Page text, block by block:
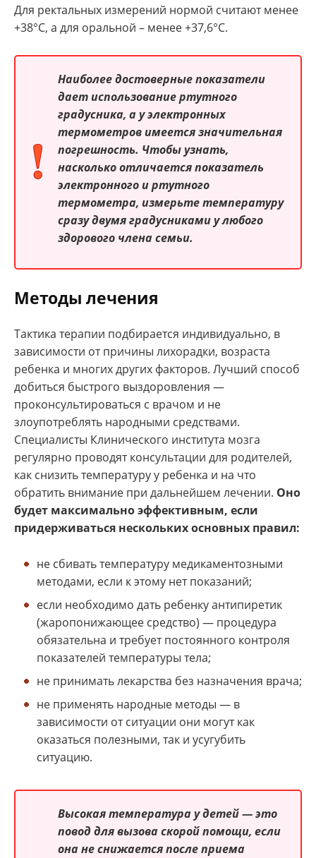
Для ректальных измерений нормой считают менее
+38°С, а для оральной – менее +37,6°С.
Наиболее достоверные показатели
дает использование ртутного
градусника, а у электронных
термометров имеется значительная
погрешность. Чтобы узнать,
насколько отличается показатель
электронного и ртутного
термометра, измерьте температуру
сразу двумя градусниками у любого
здорового члена семьи.
Методы лечения
Тактика терапии подбирается индивидуально, в
зависимости от причины лихорадки, возраста
ребенка и многих других факторов. Лучший способ
добиться быстрого выздоровления —
проконсультироваться с врачом и не
злоупотреблять народными средствами.
Специалисты Клинического института мозга
регулярно проводят консультации для родителей,
как снизить температуру у ребенка и на что
обратить внимание при дальнейшем лечении. Оно
будет максимально эффективным, если
придерживаться нескольких основных правил:
не сбивать температуру медикаментозными
методами, если к этому нет показаний;
если необходимо дать ребенку антипиретик
(жаропонижающее средство) — процедура
обязательна и требует постоянного контроля
показателей температуры тела;
не принимать лекарства без назначения врача;
не применять народные методы — в
зависимости от ситуации они могут как
оказаться полезными, так и усугубить
ситуацию.
Высокая температура у детей — это
повод для вызова скорой помощи, если
она не снижается после приема